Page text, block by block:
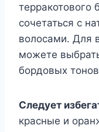
терракотового
сочетаться с
волосами. Для
можете
бордовых
Следует
красные и